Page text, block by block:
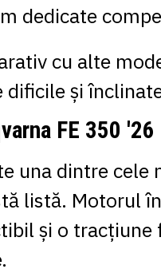
dedicate
cu alte
și
FE 350 '26
una dintre cele
listă. Motorul
și o tracțiune